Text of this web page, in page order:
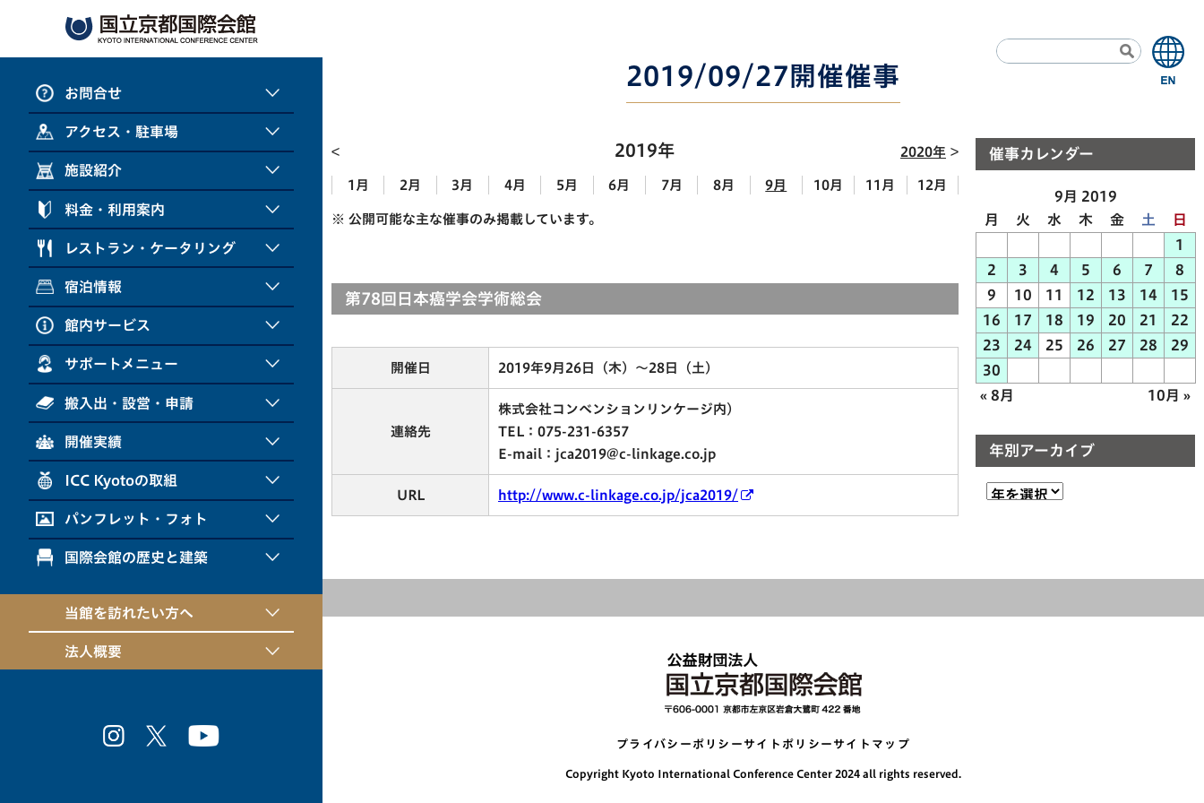
お問合せ
アクセス・駐車場
施設紹介
料金・利用案内
レストラン・ケータリング
宿泊情報
館内サービス
サポートメニュー
搬入出・設営・申請
開催実績
ICC Kyotoの取組
パンフレット・フォト
国際会館の歴史と建築
当館を訪れたい方へ
法人概要
2019/09/27開催催事
2019年 2020年
1月 2月 3月 4月 5月 6月 7月 8月 9月 10月 11月 12月
※ 公開可能な主な催事のみ掲載しています。
第78回日本癌学会学術総会
開催日 2019年9月26日（木）～28日（土）
連絡先
株式会社コンベンションリンケージ内）
TEL：075-231-6357
E-mail：jca2019@c-linkage.co.jp
URL http://www.c-linkage.co.jp/jca2019/
催事カレンダー
9月 2019
月
火 水 木 金 土
日
1
2
3 4 5 6 7
8
9
10 11 12 13 14
15
16
17 18 19 20 21
22
23
24 25 26 27 28
29
30
« 8月
10月 »
年別アーカイブ
プライバシーポリシー サイトポリシー サイトマップ
Copyright Kyoto International Conference Center 2024 all rights reserved.